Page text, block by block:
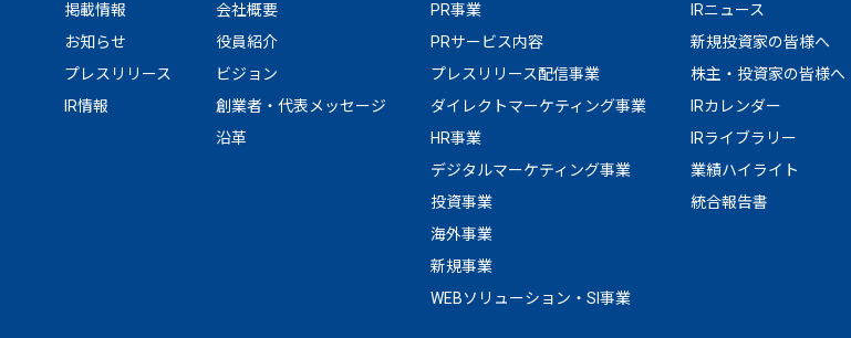
掲載情報
お知らせ
プレスリリース
IR情報
会社概要
役員紹介
ビジョン
創業者・代表メッセージ
沿革
PR事業
PRサービス内容
プレスリリース配信事業
ダイレクトマーケティング事業
HR事業
デジタルマーケティング事業
投資事業
海外事業
新規事業
WEBソリューション・SI事業
IRニュース
新規投資家の皆様へ
株主・投資家の皆様へ
IRカレンダー
IRライブラリー
業績ハイライト
統合報告書